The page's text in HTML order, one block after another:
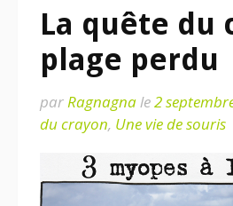
La quête du
plage perdu
parRagnagnale2
du crayon, Une vie de souris